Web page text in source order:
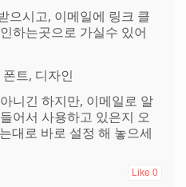
으시고, 이메일에 링크 클
하는곳으로 가실수 있어
니긴 하지만, 이메일로 알
어서 사용하고 있은지 오
대로 바로 설정 해 놓으세
Like 0